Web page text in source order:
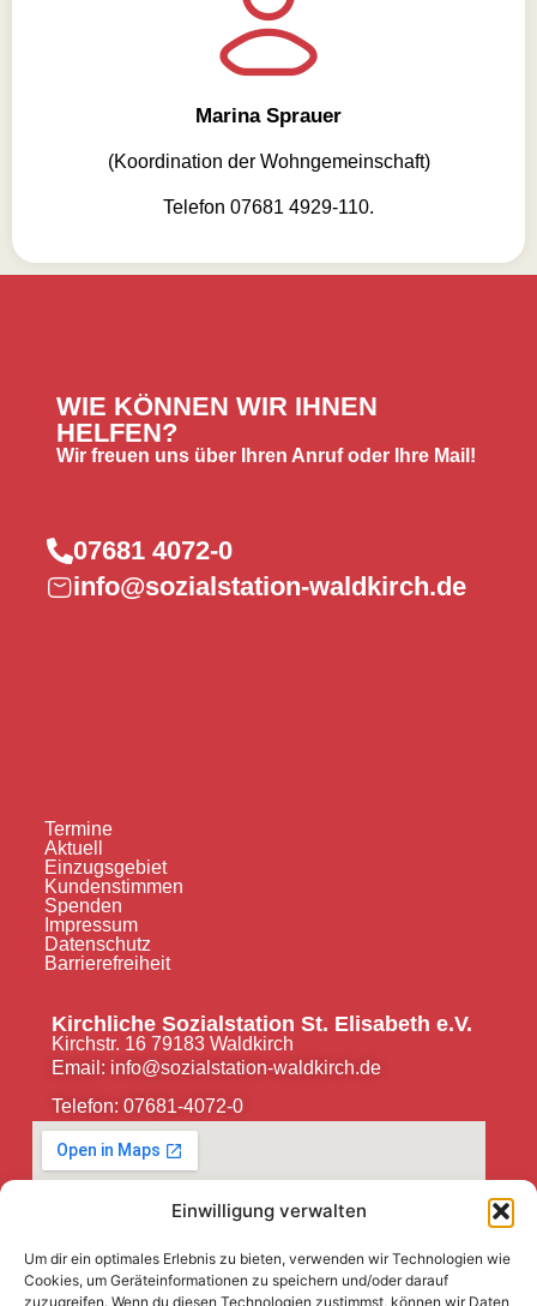
Einwilligung verwalten
Um dir ein optimales Erlebnis zu bieten, verwenden wir Technologien wie
Cookies, um Geräteinformationen zu speichern und/oder darauf
zuzugreifen. Wenn du diesen Technologien zustimmst, können wir Daten
Marina Sprauer
(Koordination der Wohngemeinschaft)
Telefon 07681 4929-110.
WIE KÖNNEN WIR IHNEN
HELFEN?
Wir freuen uns über Ihren Anruf oder Ihre Mail!
07681 4072-0
info@sozialstation-waldkirch.de
Termine
Aktuell
Einzugsgebiet
Kundenstimmen
Spenden
Impressum
Datenschutz
Barrierefreiheit
Kirchliche Sozialstation St. Elisabeth e.V.
Kirchstr. 16 79183 Waldkirch
Email: info@sozialstation-waldkirch.de
Telefon: 07681-4072-0